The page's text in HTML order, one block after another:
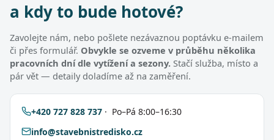
a kdy to bude hotové?
Zavolejte nám, nebo pošlete nezávaznou poptávku e-mailem
či přes formulář. Obvykle se ozveme v průběhu několika
pracovních dní dle vytížení a sezony. Stačí služba, místo a
pár vět — detaily doladíme až na zaměření.
+420 727 828 737 · Po–Pá 8:00–16:30
info@stavebnistredisko.cz